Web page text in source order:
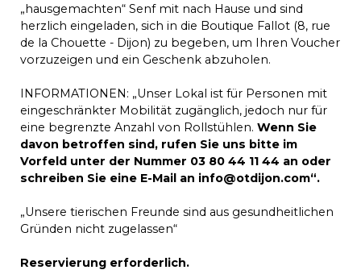
„hausgemachten“ Senf mit nach Hause und sind
herzlich eingeladen, sich in die Boutique Fallot (8, rue
de la Chouette - Dijon) zu begeben, um Ihren Voucher
vorzuzeigen und ein Geschenk abzuholen.
INFORMATIONEN: „Unser Lokal ist für Personen mit
eingeschränkter Mobilität zugänglich, jedoch nur für
eine begrenzte Anzahl von Rollstühlen. Wenn Sie
davon betroffen sind, rufen Sie uns bitte im
Vorfeld unter der Nummer 03 80 44 11 44 an oder
schreiben Sie eine E-Mail an info@otdijon.com“.
„Unsere tierischen Freunde sind aus gesundheitlichen
Gründen nicht zugelassen“
Reservierung erforderlich.